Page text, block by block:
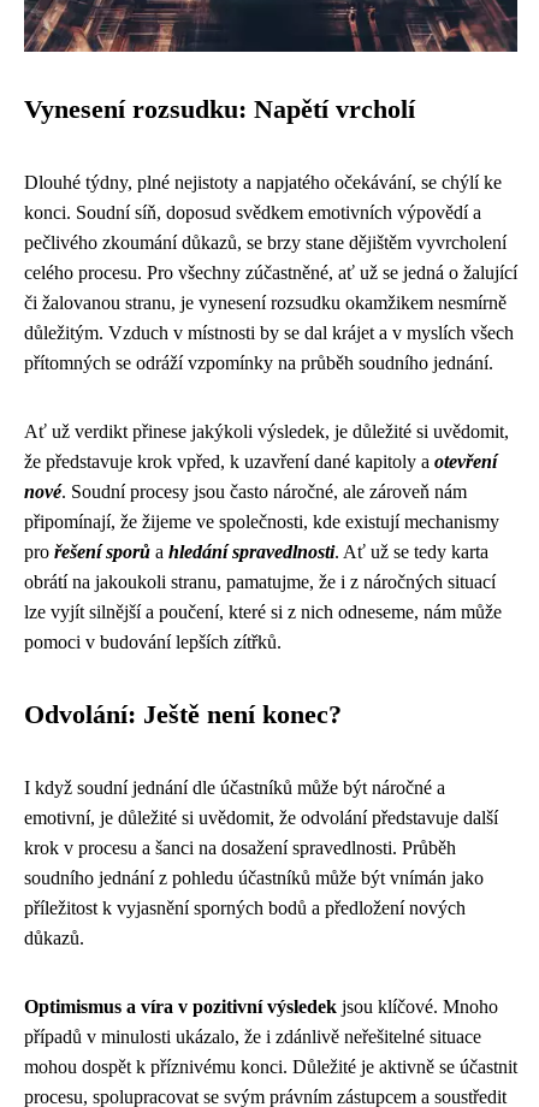
Vynesení rozsudku: Napětí vrcholí
Dlouhé týdny, plné nejistoty a napjatého očekávání, se chýlí ke
konci. Soudní síň, doposud svědkem emotivních výpovědí a
pečlivého zkoumání důkazů, se brzy stane dějištěm vyvrcholení
celého procesu. Pro všechny zúčastněné, ať už se jedná o žalující
či žalovanou stranu, je vynesení rozsudku okamžikem nesmírně
důležitým. Vzduch v místnosti by se dal krájet a v myslích všech
přítomných se odráží vzpomínky na průběh soudního jednání.
Ať už verdikt přinese jakýkoli výsledek, je důležité si uvědomit,
že představuje krok vpřed, k uzavření dané kapitoly a otevření
nové. Soudní procesy jsou často náročné, ale zároveň nám
připomínají, že žijeme ve společnosti, kde existují mechanismy
pro řešení sporů a hledání spravedlnosti. Ať už se tedy karta
obrátí na jakoukoli stranu, pamatujme, že i z náročných situací
lze vyjít silnější a poučení, které si z nich odneseme, nám může
pomoci v budování lepších zítřků.
Odvolání: Ještě není konec?
I když soudní jednání dle účastníků může být náročné a
emotivní, je důležité si uvědomit, že odvolání představuje další
krok v procesu a šanci na dosažení spravedlnosti. Průběh
soudního jednání z pohledu účastníků může být vnímán jako
příležitost k vyjasnění sporných bodů a předložení nových
důkazů.
Optimismus a víra v pozitivní výsledek jsou klíčové. Mnoho
případů v minulosti ukázalo, že i zdánlivě neřešitelné situace
mohou dospět k příznivému konci. Důležité je aktivně se účastnit
procesu, spolupracovat se svým právním zástupcem a soustředit